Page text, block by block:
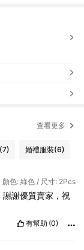
查看更多
婚禮服裝(6)
顏色: 綠色 / 尺寸: 2Pcs
謝優質賣家，祝
有幫助 (0)